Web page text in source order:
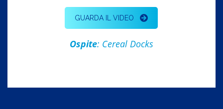
GUARDA IL VIDEO
Ospite: Cereal Docks